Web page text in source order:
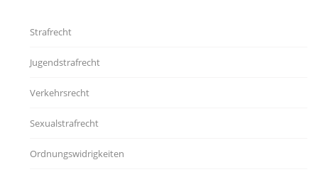
Strafrecht
Jugendstrafrecht
Verkehrsrecht
Sexualstrafrecht
Ordnungswidrigkeiten